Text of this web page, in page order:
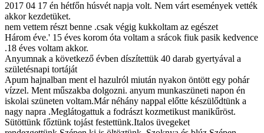
2017 04 17 én hétfőn húsvét napja volt. Nem várt események vették
akkor kezdetüket.
nem vettem részt benne .csak végig kukkoltam az egészet
Három éve.' 15 éves korom óta voltam a srácok fiuk pasik kedvence
.18 éves voltam akkor.
Anyumnak a következő évben díszítettük 40 darab gyertyával a
születésnapi tortáját
Apum hajnalban ment el hazulról miután nyakon öntött egy pohár
vízzel. Ment műszakba dolgozni. anyum munkaszüneti napon én
iskolai szüneten voltam.Már néhány nappal előtte készülődtünk a
nagy napra .Meglátogattuk a fodrászt kozmetikust manikűröst.
Sütöttünk főztünk tojást festettünk.Italos üvegeket